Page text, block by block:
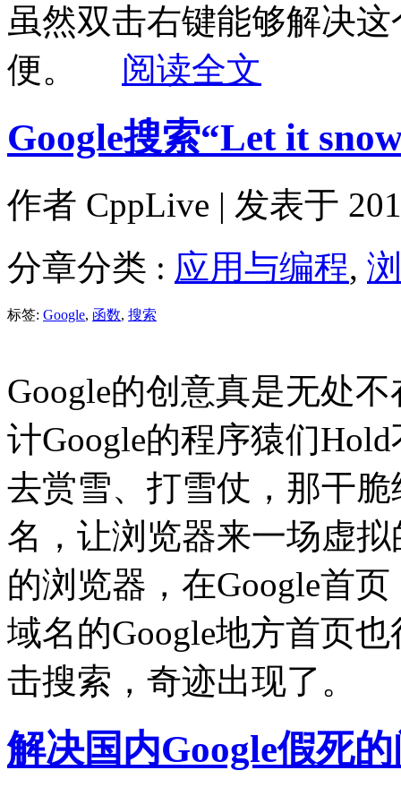
虽然双击右键能够解决
便。 阅读全文
Google搜索“Let it
作者 CppLive | 发表于
分章分类 : 应用与编程,
标签: Google, 函数, 搜索
Google的创意真是无处
计Google的程序猿们
去赏雪、打雪仗，那干脆
名，让浏览器来一场虚
的浏览器，在Google首
域名的Google地方首页
击搜索，奇迹出现了。
解决国内Google假死